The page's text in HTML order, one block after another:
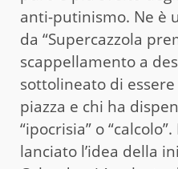
anti-putinismo. Ne è
da “Supercazzola
scappellamento a
sottolineato di
piazza e chi ha
“ipocrisia” o
lanciato l’idea della